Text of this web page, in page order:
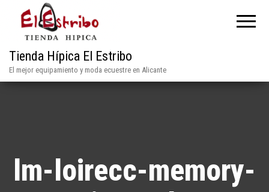
Tienda Hípica El Estribo
El mejor equipamiento y moda ecuestre en Alicante
lm-loirecc-memory-